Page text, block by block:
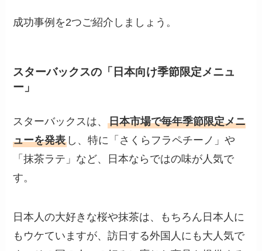
成功事例を2つご紹介しましょう。
スターバックスの「日本向け季節限定メニュ
ー」
スターバックスは、日本市場で毎年季節限定メニ
ューを発表 し、特に「さくらフラペチーノ」や
「抹茶ラテ」など、日本ならではの味が人気で
す。
日本人の大好きな桜や抹茶は、もちろん日本人に
もウケていますが、訪日する外国人にも大人気で